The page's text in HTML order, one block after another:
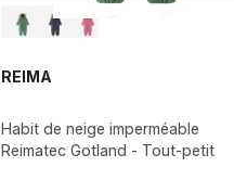
REIMA
Habit de neige imperméable
Reimatec Gotland - Tout-petit